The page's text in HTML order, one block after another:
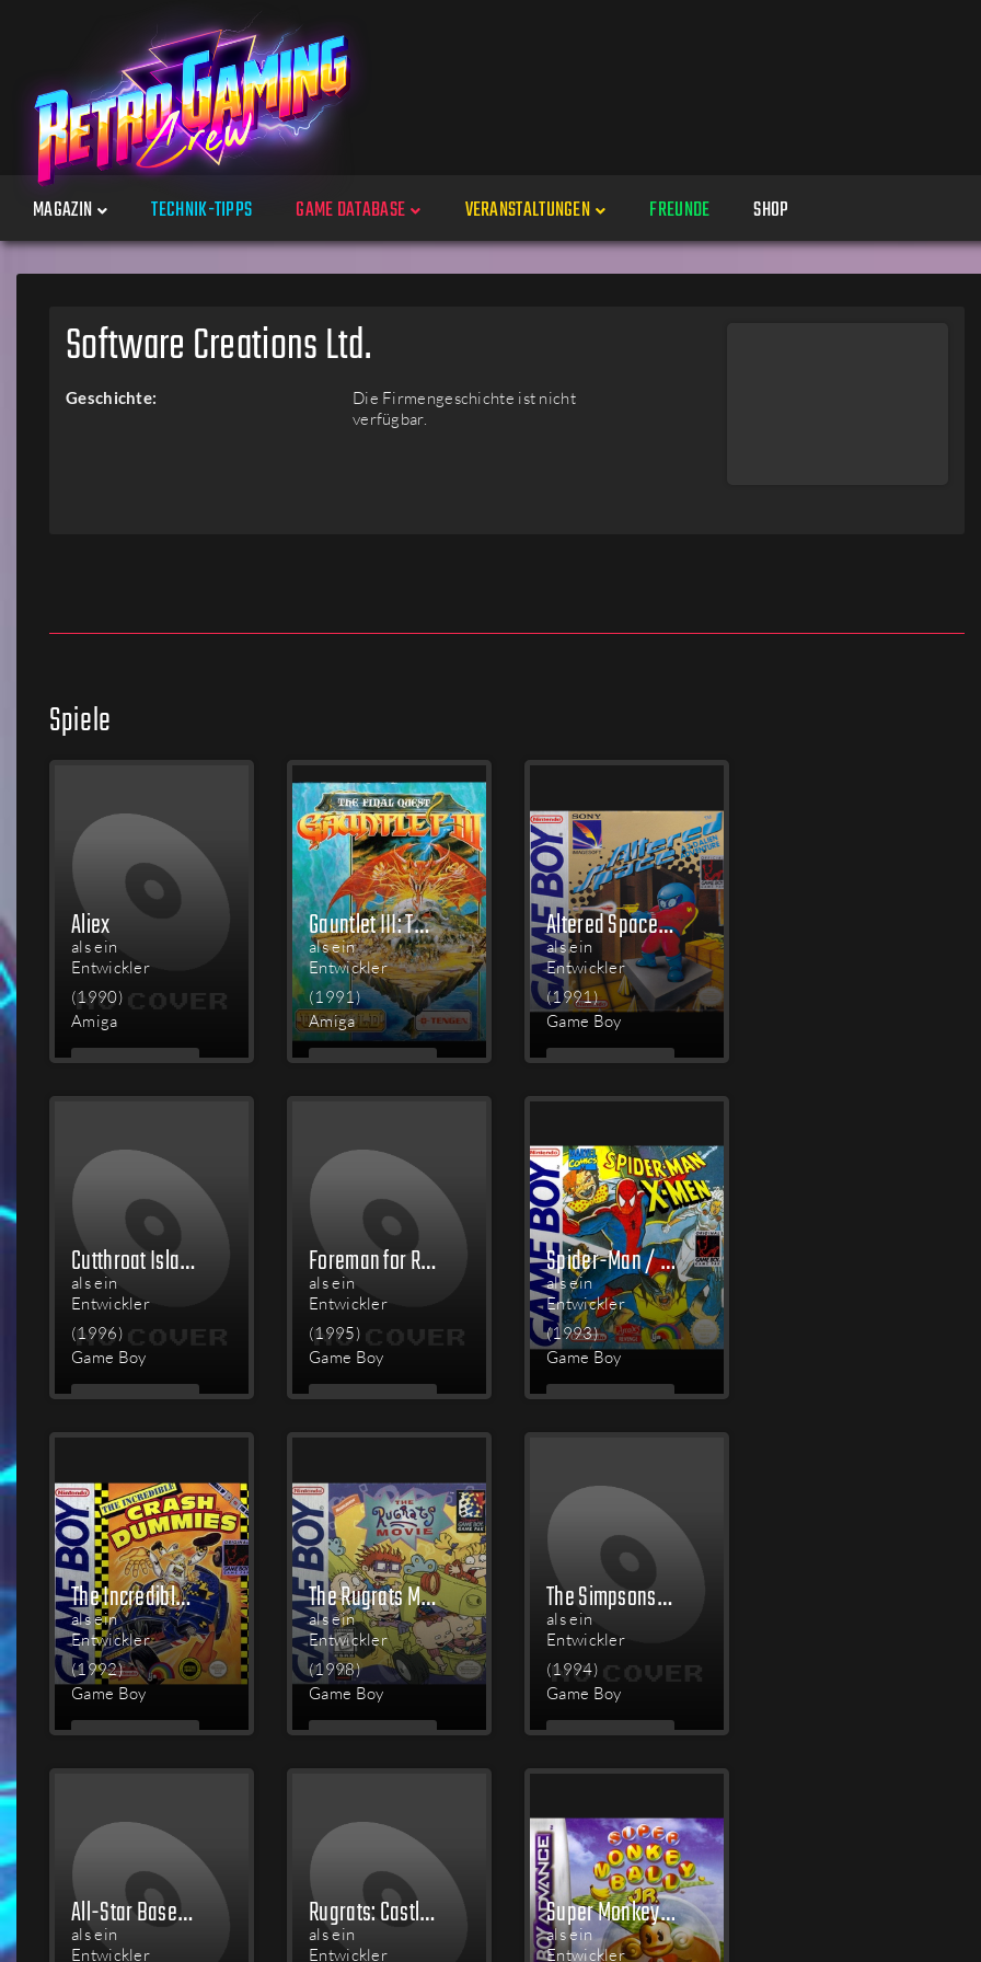
MAGAZIN TECHNIK-TIPPS GAME DATABASE
Spiele
Perspektiven
Plattformen
VERANSTALTUNGEN
Veranstaltungen
FREUNDE SHOP
Software Creations Ltd.
Geschichte:
Die Firmengeschichte ist nicht
verfügbar.
Spiele
Aliex
als ein
Entwickler
(1990)
Amiga
MEHR
Gauntlet III: The Final Quest
als ein
Entwickler
(1991)
Amiga
MEHR
Altered Space: A 3-D Alien Adventure
als ein
Entwickler
(1991)
Game Boy
MEHR
Cutthroat Island
als ein
Entwickler
(1996)
Game Boy
MEHR
Foreman for Real
als ein
Entwickler
(1995)
Game Boy
MEHR
Spider-Man / X-Men: Arcade's Revenge
als ein
Entwickler
(1993)
Game Boy
MEHR
The Incredible Crash Dummies
als ein
Entwickler
(1992)
Game Boy
MEHR
The Rugrats Movie
als ein
Entwickler
(1998)
Game Boy
MEHR
The Simpsons: Bart & the Beanstalk
als ein
Entwickler
(1994)
Game Boy
MEHR
All-Star Baseball 2003
als ein
Entwickler
Rugrats: Castle Capers
als ein
Entwickler
Super Monkey Ball Jr.
als ein
Entwickler